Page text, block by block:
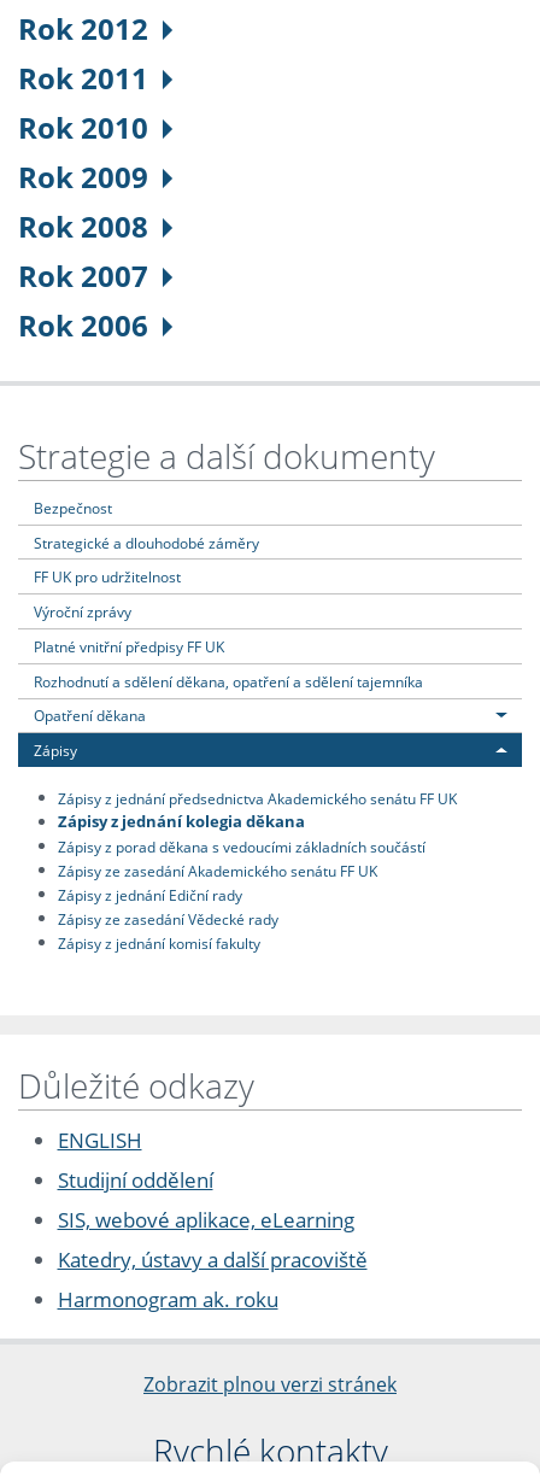
Rok 2012
Rok 2011
Rok 2010
Rok 2009
Rok 2008
Rok 2007
Rok 2006
Strategie a další dokumenty
Bezpečnost
Strategické a dlouhodobé záměry
FF UK pro udržitelnost
Výroční zprávy
Platné vnitřní předpisy FF UK
Rozhodnutí a sdělení děkana, opatření a sdělení tajemníka
Opatření děkana
Zápisy
Zápisy z jednání předsednictva Akademického senátu FF UK
Zápisy z jednání kolegia děkana
Zápisy z porad děkana s vedoucími základních součástí
Zápisy ze zasedání Akademického senátu FF UK
Zápisy z jednání Ediční rady
Zápisy ze zasedání Vědecké rady
Zápisy z jednání komisí fakulty
Důležité odkazy
ENGLISH
Studijní oddělení
SIS, webové aplikace, eLearning
Katedry, ústavy a další pracoviště
Harmonogram ak. roku
Zobrazit plnou verzi stránek
Rychlé kontakty